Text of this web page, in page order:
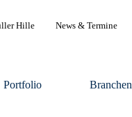
Hille News & Termine
Portfolio Branchen